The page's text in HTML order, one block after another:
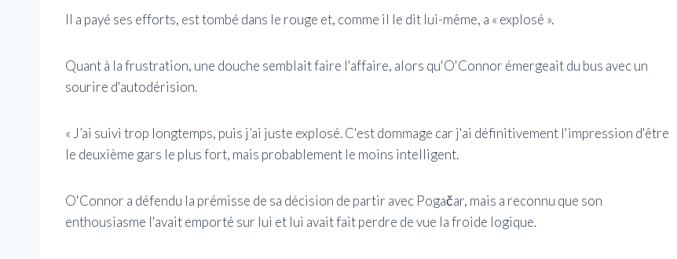
Il a payé ses efforts, est tombé dans le rouge et, comme il le dit lui-même, a « explosé ».
Quant à la frustration, une douche semblait faire l'affaire, alors qu'O'Connor émergeait du bus avec un
sourire d'autodérision.
« J’ai suivi trop longtemps, puis j’ai juste explosé. C'est dommage car j'ai définitivement l'impression d'être
le deuxième gars le plus fort, mais probablement le moins intelligent.
O'Connor a défendu la prémisse de sa décision de partir avec Pogačar, mais a reconnu que son
enthousiasme l'avait emporté sur lui et lui avait fait perdre de vue la froide logique.